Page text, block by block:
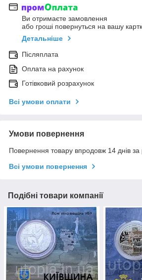
Ви отримаєте замовлення
або гроші повернуться на вашу
Детальніше
Післяплата
Оплата на рахунок
Готівковий розрахунок
Всі умови оплати
Умови повернення
Повернення товару впродовж 14 днів за
Всі умови повернення
Подібні товари компанії